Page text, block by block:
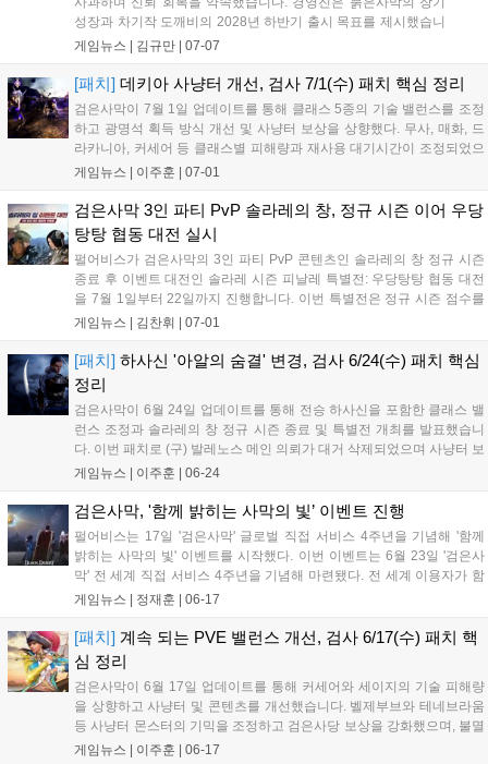
성장과 차기작 도깨비의 2028년 하반기 출시 목표를 제시했습니
다. 8월 게임스컴에서는 블랙스페이스 엔진 강연과 붉은사막 시
을 통해 성과를 이어가고, 투명한 소통으로 기업 가치를 높이겠다
고 밝혔습니다....
게임뉴스 | 김규만 07-07
[패치] 데키아 사냥터 개선, 검사 7/1(수) 패치 핵심 정리
검은사막이 7월 1일 업데이트를 통해 클래스 5종의 기술 밸런스를 조정
하고 광명석 획득 방식 개선 및 사냥터 보상을 상향했다. 무사, 매화, 드
라카니아, 커세어 등 클래스별 피해량과 재사용 대기시간이 조정되었으
며, 데키아 사냥터의 아이템 획득 확률이 대폭 상향되었다. 또한 요리 및
변경 등 전반적인 게임 환경 개선이 함께 이루어졌다....
게임뉴스 | 이주훈 07-01
검은사막 3인 파티 PvP 솔라레의 창, 정규 시즌 이어 우당
탕탕 협동 대전 실시
펄어비스가 검은사막의 3인 파티 PvP 콘텐츠인 솔라레의 창 정규 시즌
종료 후 이벤트 대전인 솔라레 시즌 피날레 특별전: 우당탕탕 협동 대전
을 7월 1일부터 22일까지 진행합니다. 이번 특별전은 정규 시즌 점수를
기반으로 매칭되며, 3인 파티로 참여해 승리 횟수에 따라 축제의 선물 상
모험가 5명과 대전에 참여하면 크론석 등 추가 아이템을 지급해 재미를
더할 예정입니다....
게임뉴스 | 김찬휘 07-01
[패치] 하사신 '아알의 숨결' 변경, 검사 6/24(수) 패치 핵심
정리
검은사막이 6월 24일 업데이트를 통해 전승 하사신을 포함한 클래스 밸
런스 조정과 솔라레의 창 정규 시즌 종료 및 특별전 개최를 발표했습니
다. 이번 패치로 (구) 발레노스 메인 의뢰가 대거 삭제되었으며 사냥터 보
상 상향과 시스템 개선이 이뤄졌습니다. 특히 3인 파티로 진행하는 솔라
클래스별 피해량 조정 및 보상 변경 사항은 공식 홈페이지에서 확인할
수 있습니다....
게임뉴스 | 이주훈 06-24
검은사막, '함께 밝히는 사막의 빛’ 이벤트 진행
펄어비스는 17일 '검은사막' 글로벌 직접 서비스 4주년을 기념해 '함께
밝히는 사막의 빛' 이벤트를 시작했다. 이번 이벤트는 6월 23일 '검은사
막' 전 세계 직접 서비스 4주년을 기념해 마련됐다. 전 세계 이용자가 함
께 참여하는 방식으로 진행되며, 7월 7일까지 접속 시간에 따라 지급되
게임뉴스 | 정재훈 06-17
[패치] 계속 되는 PVE 밸런스 개선, 검사 6/17(수) 패치 핵
심 정리
검은사막이 6월 17일 업데이트를 통해 커세어와 세이지의 기술 피해량
을 상향하고 사냥터 및 콘텐츠를 개선했습니다. 벨제부브와 테네브라움
등 사냥터 몬스터의 기믹을 조정하고 검은사당 보상을 강화했으며, 불멸
의 나락 내 카르옥시아와 아센드라의 전투 방식을 수정했습니다. 또한
게임뉴스 | 이주훈 06-17